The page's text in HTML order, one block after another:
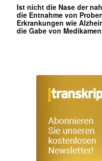
Ist nicht die Nase der
die Entnahme von
Erkrankungen wie
die Gabe von